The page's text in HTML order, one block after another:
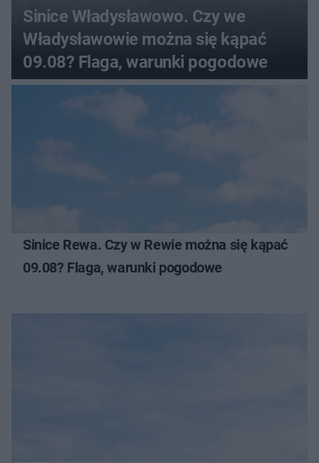
Sinice Władysławowo. Czy we
Władysławowie można się kąpać
09.08? Flaga, warunki pogodowe
Sinice Rewa. Czy w Rewie można się kąpać
09.08? Flaga, warunki pogodowe